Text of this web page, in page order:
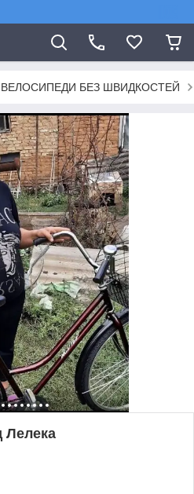
ВЕЛОСИПЕДИ БЕЗ ШВИДКОСТЕЙ
Лелека